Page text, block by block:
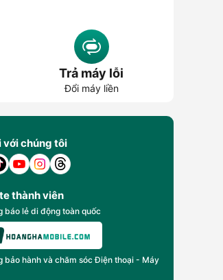
Trả máy lỗi
Đổi máy liền
với chúng tôi
thành viên
báo lẻ di động toàn quốc
bảo hành và chăm sóc Điện thoại - Máy